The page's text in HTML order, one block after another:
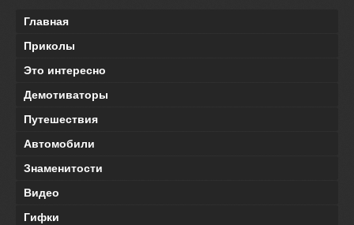
Главная
Приколы
Это интересно
Демотиваторы
Путешествия
Автомобили
Знаменитости
Видео
Гифки